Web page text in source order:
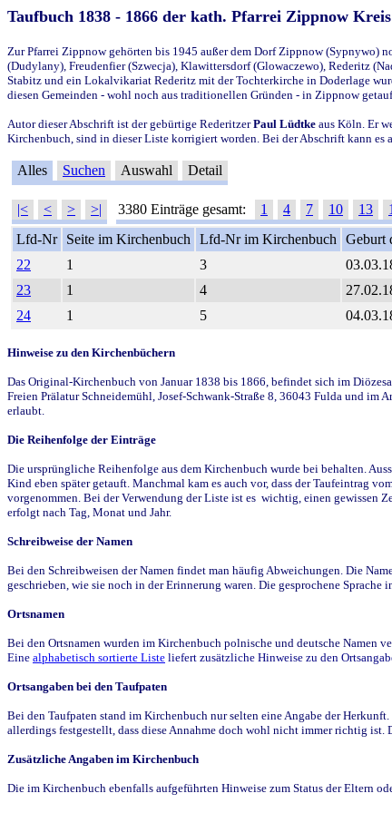
Taufbuch 1838 - 1866 der kath. Pfarrei Zippnow
Zur Pfarrei Zippnow gehörten bis 1945 außer dem Dorf Zippnow (Sypnywo)
(Dudylany), Freudenfier (Szwecja), Klawittersdorf (Glowaczewo), Rederitz
Stabitz und ein Lokalvikariat Rederitz mit der Tochterkirche in Doderlage
diesen Gemeinden - wohl noch aus traditionellen Gründen - in Zippnow
Autor dieser Abschrift ist der gebürtige RederitzerPaul Lüdtke aus Köln. Er
Kirchenbuch, sind in dieser Liste korrigiert worden. Bei der Abschrift kann es
Alles Suchen Auswahl Detail
|< < > >| 3380 Einträge gesamt: 1 4 7 10 13
Lfd-Nr
Seite im Kirchenbuch Lfd-Nr im Kirchenbuch Geburt
22
1 3
23
1 4
24
1 5
Hinweise zu den Kirchenbüchern
Das Original-Kirchenbuch von Januar 1838 bis 1866, befindet sich im
Freien Prälatur Schneidemühl, Josef-Schwank-Straße 8, 36043 Fulda und im
erlaubt.
Die Reihenfolge der Einträge
Die ursprüngliche Reihenfolge aus dem Kirchenbuch wurde bei behalten.
Kind eben später getauft. Manchmal kam es auch vor, dass der Taufeintrag
vorgenommen. Bei der Verwendung der Liste ist es wichtig, einen gewissen
erfolgt nach Tag, Monat und Jahr.
Schreibweise der Namen
Bei den Schreibweisen der Namen findet man häufig Abweichungen. Die
geschrieben, wie sie noch in der Erinnerung waren. Die gesprochene
Ortsnamen
Bei den Ortsnamen wurden im Kirchenbuch polnische und deutsche Namen
Eine alphabetisch sortierte Liste liefert zusätzliche Hinweise zu den
Ortsangaben bei den Taufpaten
Bei den Taufpaten stand im Kirchenbuch nur selten eine Angabe der
allerdings festgestellt, dass diese Annahme doch wohl nicht immer richtig ist.
Zusätzliche Angaben im Kirchenbuch
Die im Kirchenbuch ebenfalls aufgeführten Hinweise zum Status der Eltern